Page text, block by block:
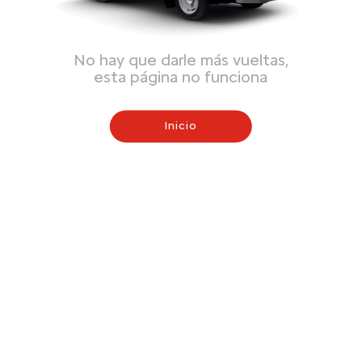
No hay que darle más vueltas,
esta página no funciona
Inicio